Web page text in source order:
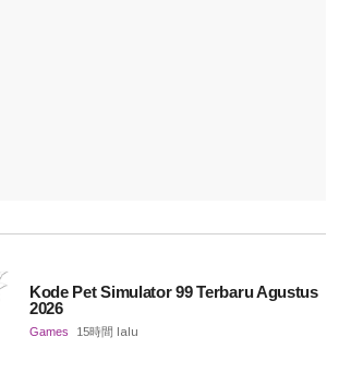
Kode Pet Simulator 99 Terbaru Agustus
2026
Games 15時間 lalu